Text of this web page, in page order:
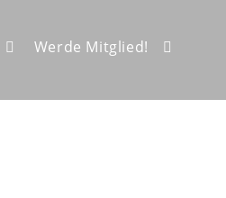
Werde Mitglied! Website-